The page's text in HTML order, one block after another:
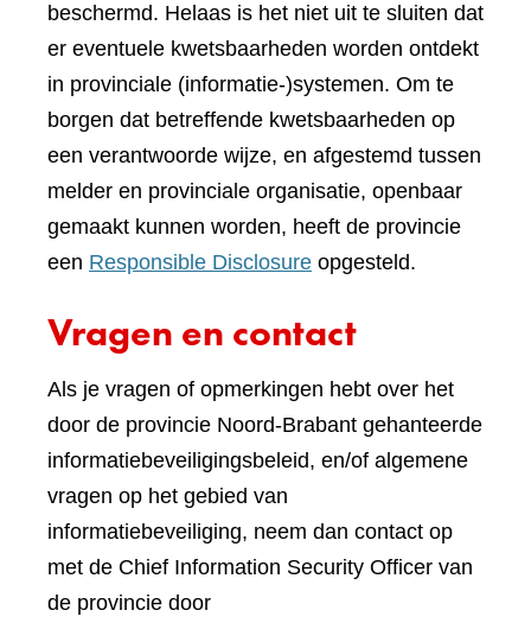
beschermd. Helaas is het niet uit te sluiten dat
er eventuele kwetsbaarheden worden ontdekt
in provinciale (informatie-)systemen. Om te
borgen dat betreffende kwetsbaarheden op
een verantwoorde wijze, en afgestemd tussen
melder en provinciale organisatie, openbaar
gemaakt kunnen worden, heeft de provincie
een Responsible Disclosure opgesteld.
Vragen en contact
Als je vragen of opmerkingen hebt over het
door de provincie Noord-Brabant gehanteerde
informatiebeveiligingsbeleid, en/of algemene
vragen op het gebied van
informatiebeveiliging, neem dan contact op
met de Chief Information Security Officer van
de provincie door